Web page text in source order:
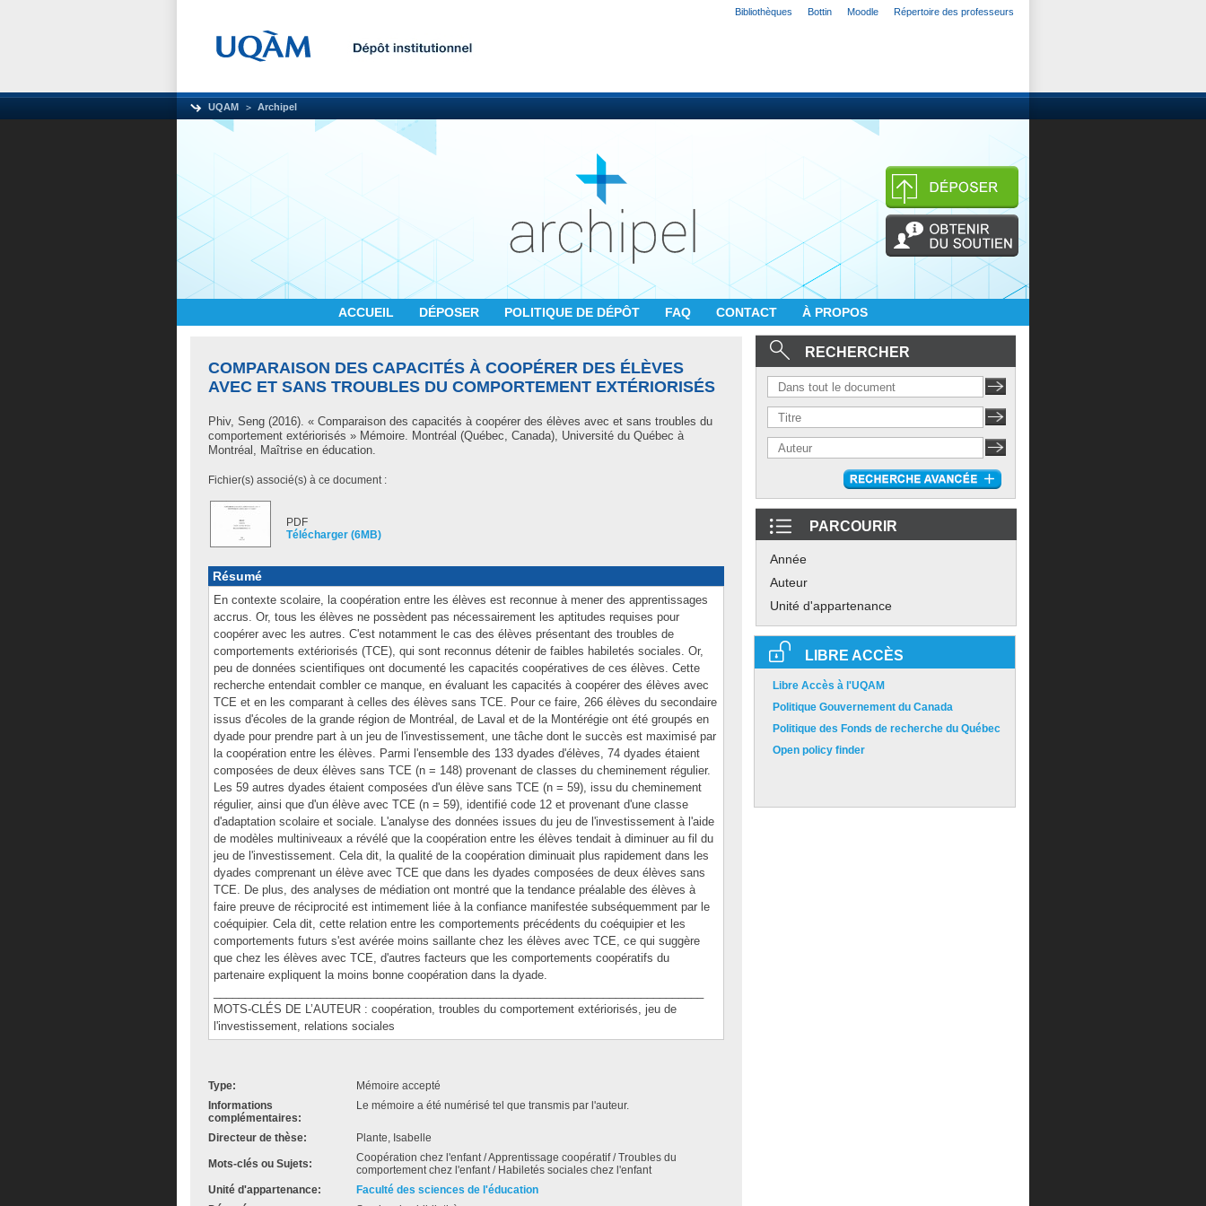
Bibliothèques Bottin Moodle Répertoire des professeurs
UQAM Archipel
ACCUEIL DÉPOSER POLITIQUE DE DÉPÔT FAQ CONTACT À PROPOS
COMPARAISON DES CAPACITÉS À COOPÉRER DES ÉLÈVES
AVEC ET SANS TROUBLES DU COMPORTEMENT EXTÉRIORISÉS
Phiv, Seng (2016). « Comparaison des capacités à coopérer des élèves avec et sans troubles du
comportement extériorisés » Mémoire. Montréal (Québec, Canada), Université du Québec à
Montréal, Maîtrise en éducation.
Fichier(s) associé(s) à ce document :
PDF
Télécharger (6MB)
Résumé
En contexte scolaire, la coopération entre les élèves est reconnue à mener des apprentissages
accrus. Or, tous les élèves ne possèdent pas nécessairement les aptitudes requises pour
coopérer avec les autres. C'est notamment le cas des élèves présentant des troubles de
comportements extériorisés (TCE), qui sont reconnus détenir de faibles habiletés sociales. Or,
peu de données scientifiques ont documenté les capacités coopératives de ces élèves. Cette
recherche entendait combler ce manque, en évaluant les capacités à coopérer des élèves avec
TCE et en les comparant à celles des élèves sans TCE. Pour ce faire, 266 élèves du secondaire
issus d'écoles de la grande région de Montréal, de Laval et de la Montérégie ont été groupés en
dyade pour prendre part à un jeu de l'investissement, une tâche dont le succès est maximisé par
la coopération entre les élèves. Parmi l'ensemble des 133 dyades d'élèves, 74 dyades étaient
composées de deux élèves sans TCE (n = 148) provenant de classes du cheminement régulier.
Les 59 autres dyades étaient composées d'un élève sans TCE (n = 59), issu du cheminement
régulier, ainsi que d'un élève avec TCE (n = 59), identifié code 12 et provenant d'une classe
d'adaptation scolaire et sociale. L'analyse des données issues du jeu de l'investissement à l'aide
de modèles multiniveaux a révélé que la coopération entre les élèves tendait à diminuer au fil du
jeu de l'investissement. Cela dit, la qualité de la coopération diminuait plus rapidement dans les
dyades comprenant un élève avec TCE que dans les dyades composées de deux élèves sans
TCE. De plus, des analyses de médiation ont montré que la tendance préalable des élèves à
faire preuve de réciprocité est intimement liée à la confiance manifestée subséquemment par le
coéquipier. Cela dit, cette relation entre les comportements précédents du coéquipier et les
comportements futurs s'est avérée moins saillante chez les élèves avec TCE, ce qui suggère
que chez les élèves avec TCE, d'autres facteurs que les comportements coopératifs du
partenaire expliquent la moins bonne coopération dans la dyade.
MOTS-CLÉS DE L’AUTEUR : coopération, troubles du comportement extériorisés, jeu de
l'investissement, relations sociales
Type:
Mémoire accepté
Informations
complémentaires:
Le mémoire a été numérisé tel que transmis par l'auteur.
Directeur de thèse: Plante, Isabelle
Mots-clés ou Sujets:
Coopération chez l'enfant / Apprentissage coopératif / Troubles du
comportement chez l'enfant / Habiletés sociales chez l'enfant
Unité d'appartenance:
Faculté des sciences de l'éducation
RECHERCHER
PARCOURIR
Année
Auteur
Unité d'appartenance
LIBRE ACCÈS
Libre Accès à l'UQAM
Politique Gouvernement du Canada
Politique des Fonds de recherche du Québec
Open policy finder